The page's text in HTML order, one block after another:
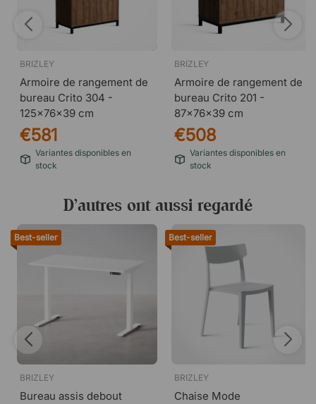
BRIZLEY
Armoire de rangement de
bureau Crito 304 -
125x76x39 cm
€581
Variantes disponibles en
stock
BRIZLEY
Armoire de rangement de
bureau Crito 201 -
87x76x39 cm
€508
Variantes disponibles en
stock
D’autres ont aussi regardé
Best-seller
BRIZLEY
Bureau assis debout
Best-seller
BRIZLEY
Chaise Mode